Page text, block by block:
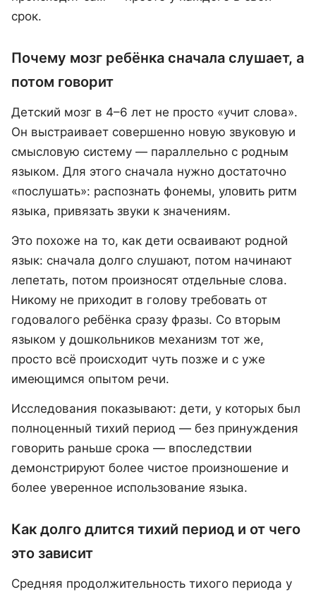
срок.
Почему мозг ребёнка сначала слушает, а
потом говорит
Детский мозг в 4–6 лет не просто «учит слова».
Он выстраивает совершенно новую звуковую и
смысловую систему — параллельно с родным
языком. Для этого сначала нужно достаточно
«послушать»: распознать фонемы, уловить ритм
языка, привязать звуки к значениям.
Это похоже на то, как дети осваивают родной
язык: сначала долго слушают, потом начинают
лепетать, потом произносят отдельные слова.
Никому не приходит в голову требовать от
годовалого ребёнка сразу фразы. Со вторым
языком у дошкольников механизм тот же,
просто всё происходит чуть позже и с уже
имеющимся опытом речи.
Исследования показывают: дети, у которых был
полноценный тихий период — без принуждения
говорить раньше срока — впоследствии
демонстрируют более чистое произношение и
более уверенное использование языка.
Как долго длится тихий период и от чего
это зависит
Средняя продолжительность тихого периода у